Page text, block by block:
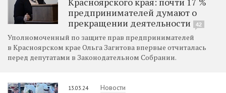
предпринимателей думают о
прекращении деятельности
42
Уполномоченный по защите прав предпринимателей
в Красноярском крае Ольга Загитова впервые отчиталась
перед депутатами в Законодательном Собрании.
13.03.24 Новости